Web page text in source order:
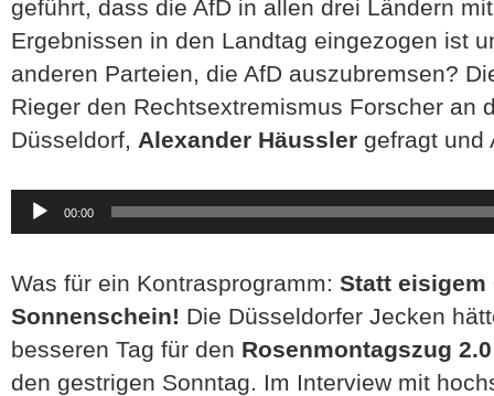
geführt, dass die AfD in allen drei Ländern
Ergebnissen in den Landtag eingezogen ist
anderen Parteien, die AfD auszubremsen?
Rieger den Rechtsextremismus Forscher an
Düsseldorf, Alexander Häussler gefragt und
Audio-
Player
00:00
Was für ein Kontrasprogramm: Statt eisigem
Sonnenschein! Die Düsseldorfer Jecken
besseren Tag für den Rosenmontagszug 2.0
den gestrigen Sonntag. Im Interview mit